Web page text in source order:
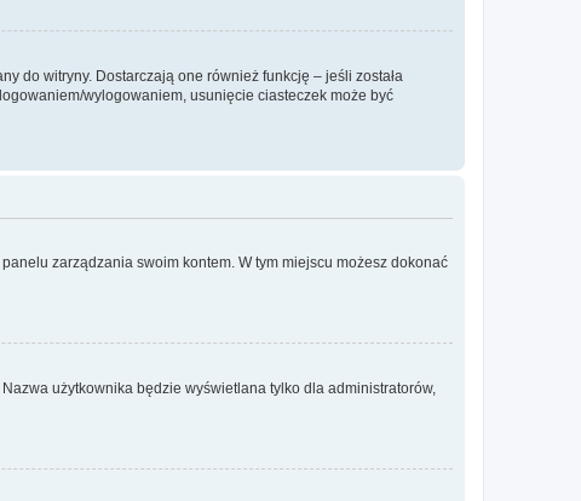
do witryny. Dostarczają one również funkcję – jeśli została
wylogowaniem, usunięcie ciasteczek może być
zarządzania swoim kontem. W tym miejscu możesz dokonać
Nazwa użytkownika będzie wyświetlana tylko dla administratorów,